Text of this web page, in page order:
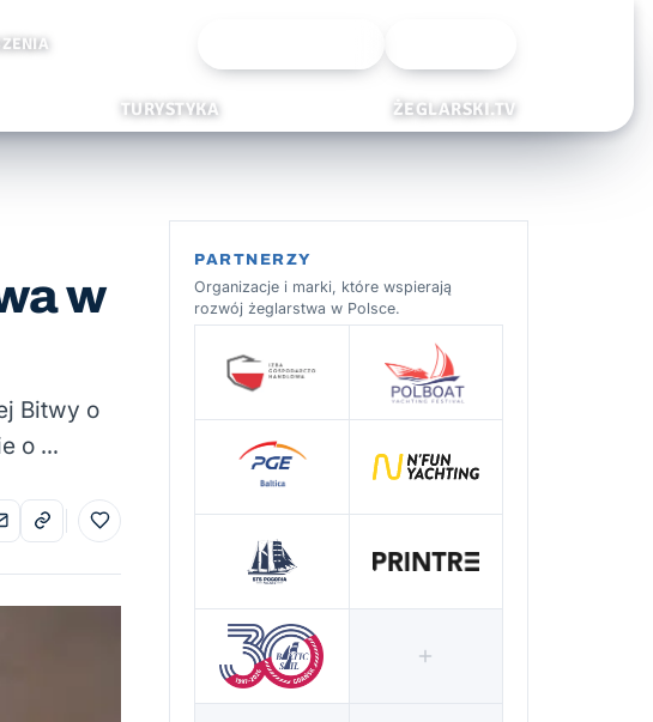
TURYSTYKA ŻEGLARSKI.TV
w
Bitwy o
o …
Do ulubionych
PARTNERZY
Organizacje i marki, które wspierają
rozwój żeglarstwa w Polsce.